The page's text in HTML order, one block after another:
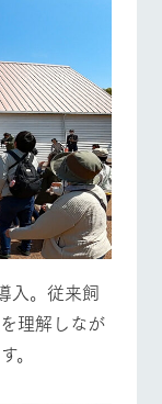
クセス
お客様へ
合わせ
入。従来飼
理解しなが
。